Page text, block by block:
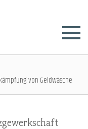
von Geldwäsche